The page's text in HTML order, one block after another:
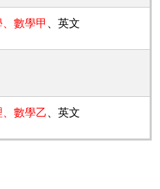
數學甲 、英文
數學乙 、英文